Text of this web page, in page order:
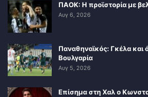
ΠΑΟΚ: Η προϊστορία με
Αυγ 6, 2026
Παναθηναϊκός: Γκέλα και
Βουλγαρία
Αυγ 5, 2026
Επίσημα στη Χαλ ο